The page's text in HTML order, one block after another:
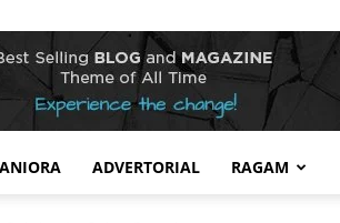
ADVERTORIAL RAGAM